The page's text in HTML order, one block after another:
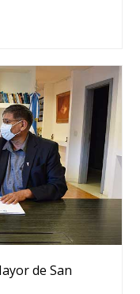
de San